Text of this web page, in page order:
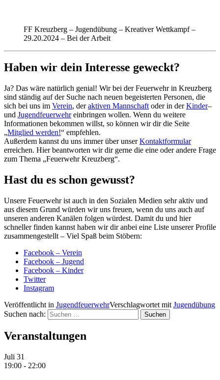
FF Kreuzberg – Jugendübung – Kreativer Wettkampf –
29.20.2024 – Bei der Arbeit
Haben wir dein Interesse geweckt?
Ja? Das wäre natürlich genial! Wir bei der Feuerwehr in Kreuzberg
sind ständig auf der Suche nach neuen begeisterten Personen, die
sich bei uns im Verein, deraktiven Mannschaft oder in derKinder–
und Jugendfeuerwehreinbringen wollen. Wenn du weitere
Informationen bekommen willst, so können wir dir die Seite
„Mitglied werden!“ empfehlen.
Außerdem kannst du uns immer über unserKontaktformular
erreichen. Hier beantworten wir dir gerne die eine oder andere Frage
zum Thema „Feuerwehr Kreuzberg“.
Hast du es schon gewusst?
Unsere Feuerwehr ist auch in den Sozialen Medien sehr aktiv und
aus diesem Grund würden wir uns freuen, wenn du uns auch auf
unseren anderen Kanälen folgen würdest. Damit du und hier
schneller finden kannst haben wir dir anbei eine Liste unserer Profile
zusammengestellt – Viel Spaß beim Stöbern:
Facebook – Verein
Facebook – Jugend
Facebook – Kinder
Twitter
Instagram
Veröffentlicht in JugendfeuerwehrVerschlagwortet mit Jugendübung
Suchen nach:
Veranstaltungen
Juli 31
19:00 - 22:00